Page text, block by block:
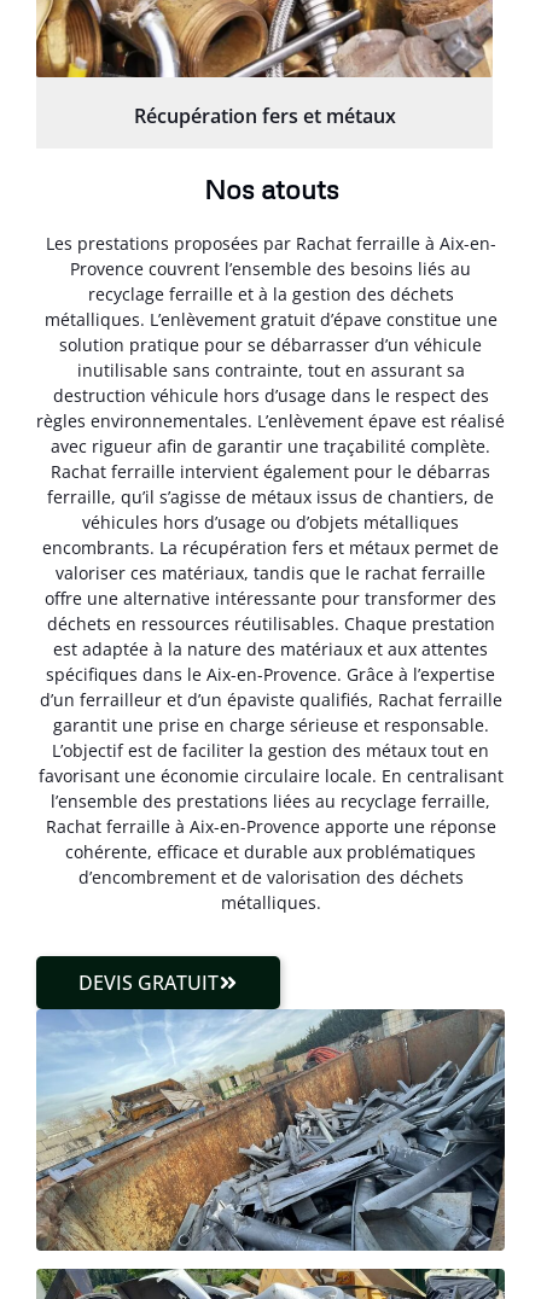
Récupération fers et métaux
Nos atouts
Les prestations proposées par Rachat ferraille à Aix-en-
Provence couvrent l’ensemble des besoins liés au
recyclage ferraille et à la gestion des déchets
métalliques. L’enlèvement gratuit d’épave constitue une
solution pratique pour se débarrasser d’un véhicule
inutilisable sans contrainte, tout en assurant sa
destruction véhicule hors d’usage dans le respect des
règles environnementales. L’enlèvement épave est réalisé
avec rigueur afin de garantir une traçabilité complète.
Rachat ferraille intervient également pour le débarras
ferraille, qu’il s’agisse de métaux issus de chantiers, de
véhicules hors d’usage ou d’objets métalliques
encombrants. La récupération fers et métaux permet de
valoriser ces matériaux, tandis que le rachat ferraille
offre une alternative intéressante pour transformer des
déchets en ressources réutilisables. Chaque prestation
est adaptée à la nature des matériaux et aux attentes
spécifiques dans le Aix-en-Provence. Grâce à l’expertise
d’un ferrailleur et d’un épaviste qualifiés, Rachat ferraille
garantit une prise en charge sérieuse et responsable.
L’objectif est de faciliter la gestion des métaux tout en
favorisant une économie circulaire locale. En centralisant
l’ensemble des prestations liées au recyclage ferraille,
Rachat ferraille à Aix-en-Provence apporte une réponse
cohérente, efficace et durable aux problématiques
d’encombrement et de valorisation des déchets
métalliques.
DEVIS GRATUIT